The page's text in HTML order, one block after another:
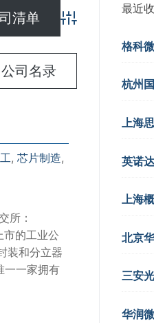
Advanced Search
司名录
, 芯片制造,
所：
的工业公
装和分立器
一一家拥有
最近
格科
杭州
上海
英诺
上海
北京
三安
华润